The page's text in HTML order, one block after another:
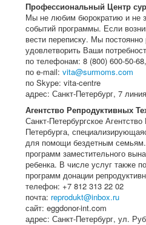
Профессиональный Центр
Мы не любим бюрократию и не
событий программы. Если
вести переписку. Мы
удовлетворить Ваши
по телефонам: 8 (800) 600-50-
по e-mail: vita@surmoms.com
по Skype: vita-centre
адрес: Санкт-Петербург, 7
Агентство Репродуктивных
Санкт-Петербургское
Петербурга,
для помощи бездетным
программ заместительного
ребенка. В числе услуг также
программ донации
телефон: +7 812 313 22 02
почта: reprodukt@inbox.ru
сайт: eggdonor-int.com
адрес: Санкт-Петербург, ул.